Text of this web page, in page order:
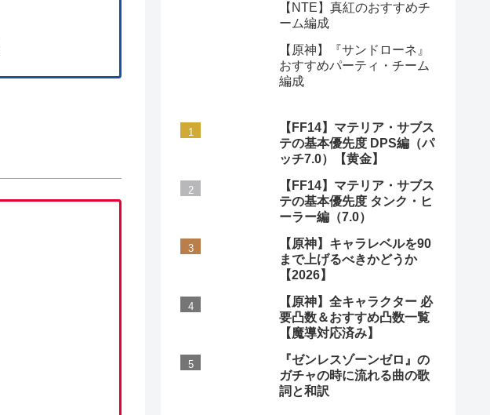
【NTE】真紅のおすすめチ
ーム編成
【原神】『サンドローネ』
おすすめパーティ・チーム
編成
【FF14】マテリア・サブス
テの基本優先度 DPS編（パ
ッチ7.0）【黄金】
【FF14】マテリア・サブス
テの基本優先度 タンク・ヒ
ーラー編（7.0）
【原神】キャラレベルを90
まで上げるべきかどうか
【2026】
【原神】全キャラクター 必
要凸数＆おすすめ凸数一覧
【魔導対応済み】
『ゼンレスゾーンゼロ』の
ガチャの時に流れる曲の歌
詞と和訳